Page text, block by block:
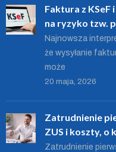
Faktura z KSeF
na ryzyko tzw.
Najnowsza
że wysyłanie
może
20 maja, 2026
Zatrudnienie
ZUS i koszty, o
Zatrudnienie